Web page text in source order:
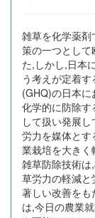
雑草を化学薬
策の一つとし
た,しかし,日本
う考えが定着
(GHQ)の日本
化学的に防除す
して扱い発展
労力を媒体と
業栽培を大きく
雑草防除技術
草労力の軽減
著しい改善を
は,今日の農業